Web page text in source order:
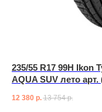
235/55 R17 99H Ikon
AQUA SUV лето арт.
12 380 р. 13 754 р.